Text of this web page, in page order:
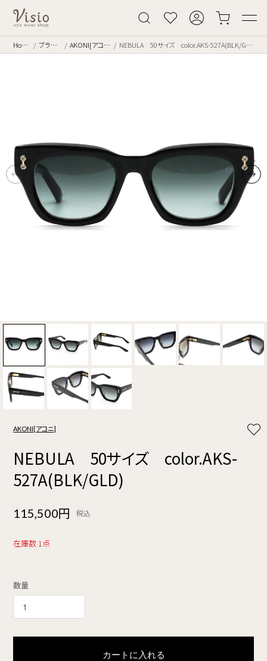
Home ブランド AKONI[アコニ] NEBULA 50サイズ color.AKS-527A(BLK/GLD)
AKONI[アコニ]
NEBULA 50サイズ color.AKS-
527A(BLK/GLD)
115,500円 税込
在庫数 1点
数量
カートに入れる